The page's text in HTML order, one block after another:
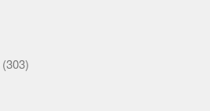
(303)